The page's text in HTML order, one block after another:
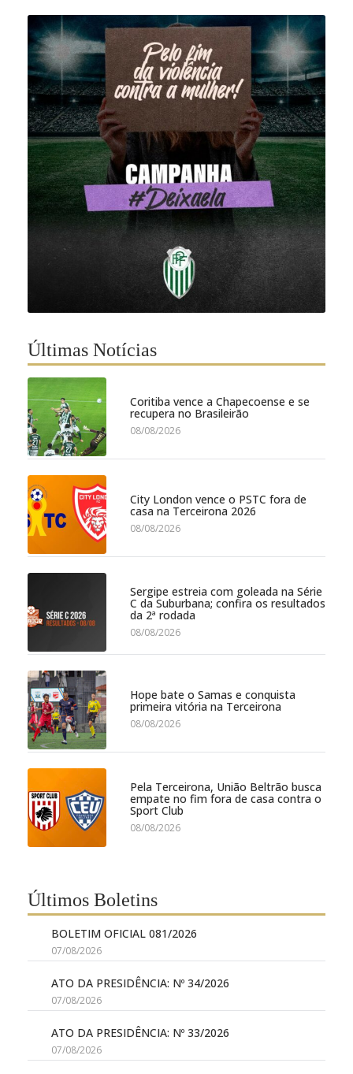
Últimas Notícias
Coritiba vence a Chapecoense e se
recupera no Brasileirão
08/08/2026
City London vence o PSTC fora de
casa na Terceirona 2026
08/08/2026
Sergipe estreia com goleada na Série
C da Suburbana; confira os resultados
da 2ª rodada
08/08/2026
Hope bate o Samas e conquista
primeira vitória na Terceirona
08/08/2026
Pela Terceirona, União Beltrão busca
empate no fim fora de casa contra o
Sport Club
08/08/2026
Últimos Boletins
BOLETIM OFICIAL 081/2026
07/08/2026
ATO DA PRESIDÊNCIA: Nº 34/2026
07/08/2026
ATO DA PRESIDÊNCIA: Nº 33/2026
07/08/2026